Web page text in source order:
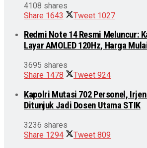
4108 shares
Share 1643 Tweet 1027
Redmi Note 14 Resmi Meluncur:
Layar AMOLED 120Hz, Harga
3695 shares
Share 1478 Tweet 924
Kapolri Mutasi 702 Personel,
Ditunjuk Jadi Dosen Utama STIK
3236 shares
Share 1294 Tweet 809